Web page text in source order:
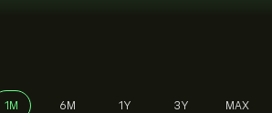
1M 6M 1Y 3Y MAX